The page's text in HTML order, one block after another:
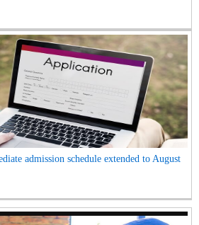
admission schedule extended to August